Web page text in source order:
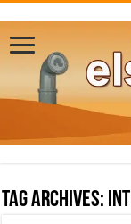
Tag Archives: